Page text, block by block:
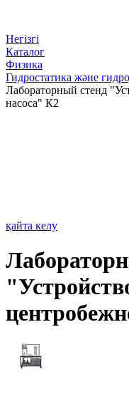
Негізгі
Каталог
Физика
Гидростатика және
Лабораторный стенд
насоса" К2
қайта келу